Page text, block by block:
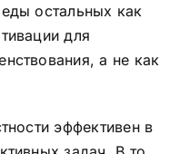
остальных как
для
а не как
эффективен в